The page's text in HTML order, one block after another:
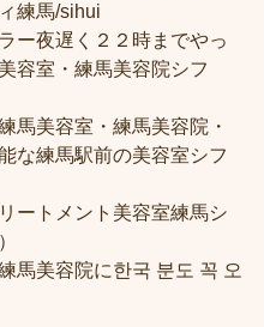
練馬/sihui
ー夜遅く２２時までやっ
容室・練馬美容院シフ
馬美容室・練馬美容院・
な練馬駅前の美容室シフ
ートメント美容室練馬シ
馬美容院に한국 분도 꼭 오